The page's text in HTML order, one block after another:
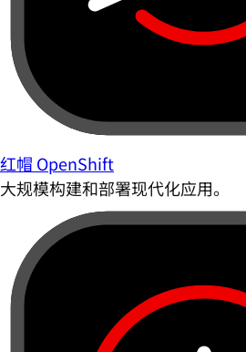
红帽 OpenShift
大规模构建和部署现代化应用。